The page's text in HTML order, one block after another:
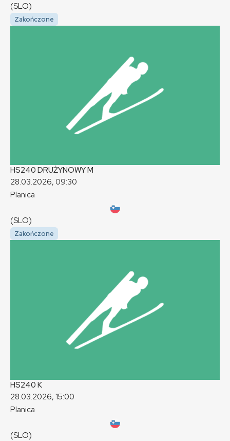
(SLO)
Zakończone
HS240 DRUŻYNOWYM
28.03.2026, 09:30
Planica
(SLO)
Zakończone
HS240 K
28.03.2026, 15:00
Planica
(SLO)